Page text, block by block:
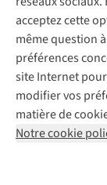
acceptez cette
même question
préférences
site Internet
modifier vos
matière de
Notre cookie
AS Adventure